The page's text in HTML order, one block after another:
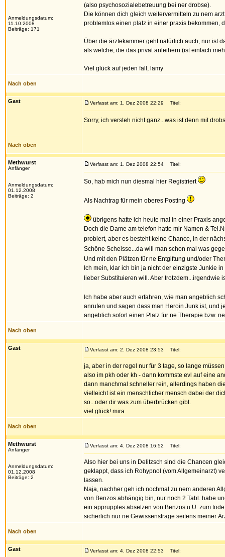
Anmeldungsdatum:
11.10.2008
Beiträge: 171
(also psychosozialebetreuung bei ner drobse).
Die können dich gleich weitervermitteln zu nem
problemlos einen platz in einer praxis bekommen,
Über die ärztekammer geht natürlich auch, nur ist
als welche, die das privat anleihern (ist einfach
Viel glück auf jeden fall, lamy
Nach oben
Gast Verfasst am: 1. Dez 2008 22:29 Titel:
Sorry, ich versteh nicht ganz...was ist denn mit
Nach oben
Methwurst
Anfänger
Anmeldungsdatum:
01.12.2008
Beiträge: 2
Verfasst am: 1. Dez 2008 22:54 Titel:
So, hab mich nun diesmal hier Registriert
Als Nachtrag für mein oberes Posting
übrigens hatte ich heute mal in einer Praxis
Doch die Dame am telefon hatte mir Namen &
probiert, aber es besteht keine Chance, in der
Schöne Scheisse...da will man schon mal was
Und mit den Plätzen für ne Entgiftung und/oder
Ich mein, klar ich bin ja nicht der einzigste Junkie
lieber Substituieren will. Aber
Ich habe aber auch erfahren, wie man angeblich
anrufen und sagen dass man Heroin Junk ist, und
angeblich sofort einen Platz für ne Therapie bzw.
Nach oben
Gast Verfasst am: 2. Dez 2008 23:53 Titel:
ja, aber in der regel nur für 3 tage, so lange
also im pkh oder kh - dann kommste evl auf eine
dann manchmal schneller rein, allerdings haben
vielleicht ist ein menschlicher mensch dabei der
so...oder dir was zum überbrücken gibt.
viel glück! mira
Nach oben
Methwurst
Anfänger
Anmeldungsdatum:
01.12.2008
Beiträge: 2
Verfasst am: 4. Dez 2008 16:52 Titel:
Also hier bei uns in Delitzsch sind die Chancen
geklappt, dass ich Rohypnol (vom Allgemeinarzt)
lassen.
Naja, nachher geh ich nochmal zu nem anderen
von Benzos abhängig bin, nur noch 2 Tabl. habe
ein apprupptes absetzen von Benzos u.U. zum
sicherlich nur ne Gewissensfrage seitens meiner
Nach oben
Gast Verfasst am: 4. Dez 2008 22:53 Titel: